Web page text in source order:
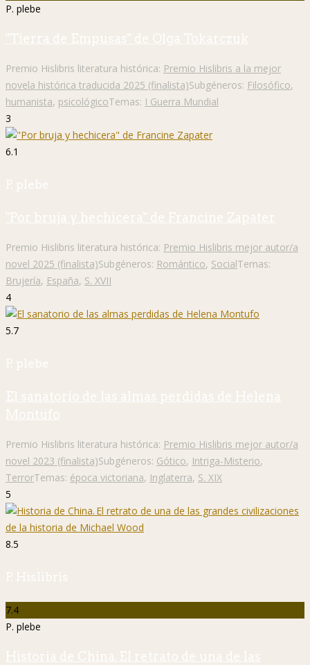
P. plebe
"Tierra de Empusas" de Olga Tokarczuk
Premio Hislibris literatura histórica: Premio Hislibris a la mejor
novela histórica traducida 2025 (finalista)Subgéneros: Filosófico,
humanista, psicológicoTemas: I Guerra Mundial
3
6.1
P. plebe
"Por bruja y hechicera" de Francine Zapater
Premio Hislibris literatura histórica: Premio Hislibris mejor autor/a
novel 2025 (finalista)Subgéneros: Romántico, SocialTemas:
Brujería, España, S. XVII
4
5.7
P. plebe
El sanatorio de las almas perdidas de Helena
Montufo
Premio Hislibris literatura histórica: Premio Hislibris mejor autor/a
novel 2023 (finalista)Subgéneros: Gótico, Intriga-Misterio,
TerrorTemas: época victoriana, Inglaterra, S. XIX
5
8.5
P. Hislibris
7.4
P. plebe
Historia de China. El retrato de una de las